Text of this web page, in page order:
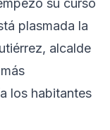
su curso
plasmada la
alcalde
los habitantes